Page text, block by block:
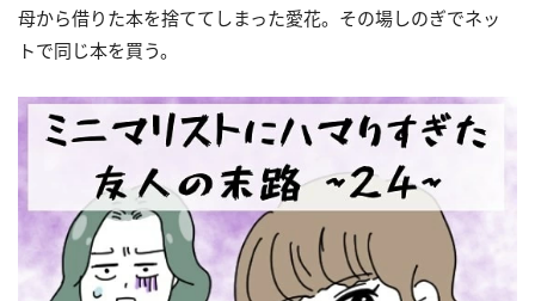
母から借りた本を捨ててしまった愛花。その場しのぎでネッ
トで同じ本を買う。